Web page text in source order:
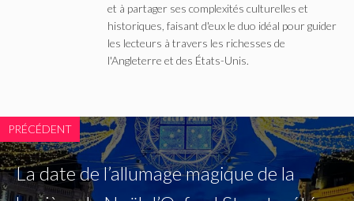
et à partager ses complexités culturelles et
historiques, faisant d'eux le duo idéal pour guider
les lecteurs à travers les richesses de
l'Angleterre et des États-Unis.
PRÉCÉDENT
La date de l’allumage magique de la